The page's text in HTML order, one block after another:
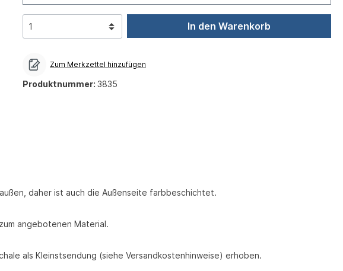
In den Warenkorb
Zum Merkzettel hinzufügen
Produktnummer: 3835
daher ist auch die Außenseite farbbeschichtet.
angebotenen Material.
als Kleinstsendung (siehe Versandkostenhinweise) erhoben.